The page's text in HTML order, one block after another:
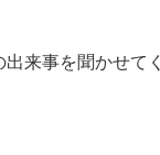
出来事を聞かせてく